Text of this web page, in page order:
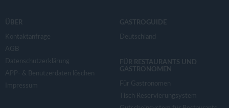
ÜBER
Kontaktanfrage
AGB
Datenschutzerklärung
APP- & Benutzerdaten löschen
Impressum
GASTROGUIDE
Deutschland
FÜR RESTAURANTS UND
GASTRONOMEN
Für Gastronomen
Tisch Reservierungsystem